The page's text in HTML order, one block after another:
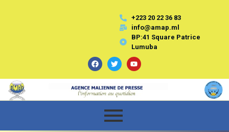
+223 20 22 36 83
info@amap.ml
BP:41 Square Patrice
Lumuba